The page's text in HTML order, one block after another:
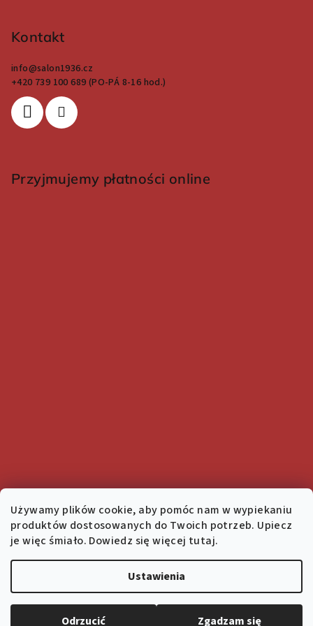
Używamy plików cookie, aby pomóc nam w wypiekaniu
produktów dostosowanych do Twoich potrzeb. Upiecz
je więc śmiało. Dowiedz się więcej tutaj.
Ustawienia
Odrzucić Zgadzam się
Kontakt
info@salon1936.cz
+420 739 100 689 (PO-PÁ 8-16 hod.)
Przyjmujemy płatności online
Edytuj ustawienia plików cookie